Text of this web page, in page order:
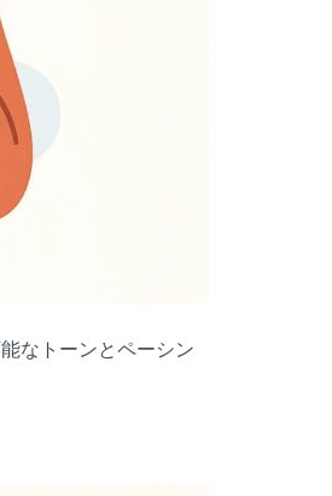
なトーンとペーシン